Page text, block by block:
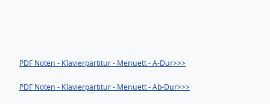
PDF Noten - Klavierpartitur - Menuett - A-Dur>>>
PDF Noten - Klavierpartitur - Menuett - Ab-Dur>>>